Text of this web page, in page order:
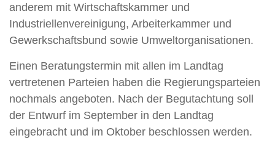
anderem mit Wirtschaftskammer und
Industriellenvereinigung, Arbeiterkammer und
Gewerkschaftsbund sowie Umweltorganisationen.
Einen Beratungstermin mit allen im Landtag
vertretenen Parteien haben die Regierungsparteien
nochmals angeboten. Nach der Begutachtung soll
der Entwurf im September in den Landtag
eingebracht und im Oktober beschlossen werden.